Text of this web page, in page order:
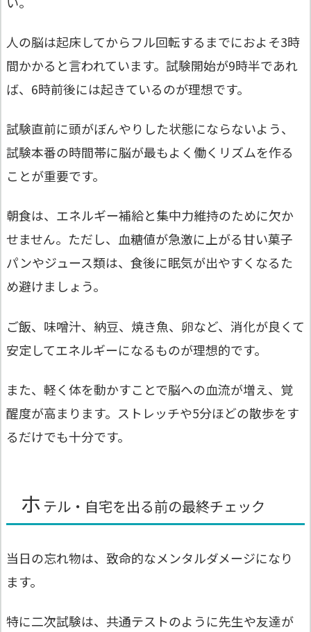
人の脳は起床してからフル回転するまでにおよそ3時
間かかると言われています。試験開始が9時半であれ
ば、6時前後には起きているのが理想です。
試験直前に頭がぼんやりした状態にならないよう、
試験本番の時間帯に脳が最もよく働くリズムを作る
ことが重要です。
朝食は、エネルギー補給と集中力維持のために欠か
せません。ただし、血糖値が急激に上がる甘い菓子
パンやジュース類は、食後に眠気が出やすくなるた
め避けましょう。
ご飯、味噌汁、納豆、焼き魚、卵など、消化が良くて
安定してエネルギーになるものが理想的です。
また、軽く体を動かすことで脳への血流が増え、覚
醒度が高まります。ストレッチや5分ほどの散歩をす
るだけでも十分です。
ホ テル・自宅を出る前の最終チェック
当日の忘れ物は、致命的なメンタルダメージになり
ます。
特に二次試験は、共通テストのように先生や友達が